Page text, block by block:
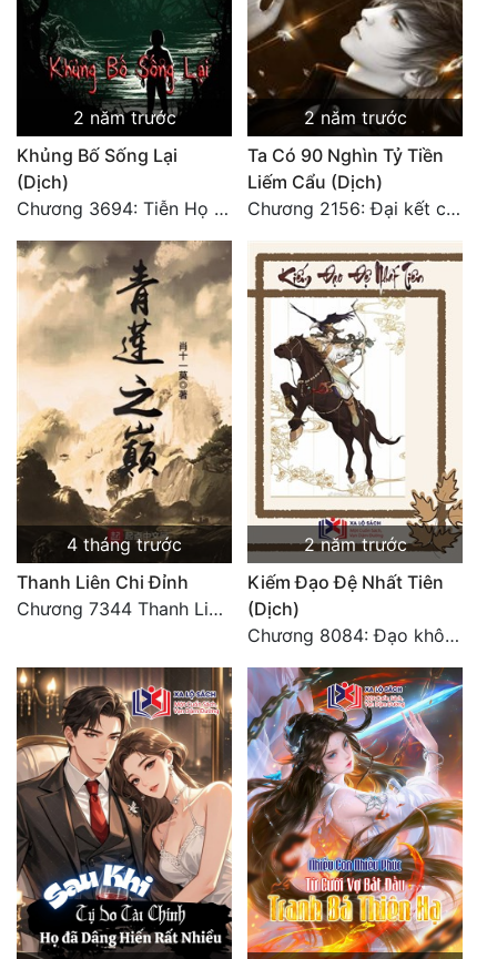
2 năm trước
Khủng Bố Sống Lại
(Dịch)
Chương 3694: Tiễn Họ Đoạn Đường Cuối - Hoàn
2 năm trước
Ta Có 90 Nghìn Tỷ Tiền
Liếm Cẩu (Dịch)
Chương 2156: Đại kết cục!!!
4 tháng trước
Thanh Liên Chi Đỉnh
Chương 7344 Thanh Liên đỉnh (Đại kết cục) (2) HẾT.
2 năm trước
Kiếm Đạo Đệ Nhất Tiên
(Dịch)
Chương 8084: Đạo không bờ bến (Đại kết cục) (10)